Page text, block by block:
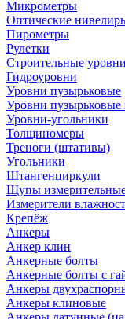
Микрометры
Оптические
Пирометры
Рулетки
Строительные уровни
Гидроуровни
Уровни пузырьковые
Уровни пузырьковые
Уровни-угольники
Толщиномеры
Треноги (штативы)
Угольники
Штангенциркули
Щупы
Измерители
Крепёж
Анкеры
Анкер клин
Анкерные болты
Анкерные болты с
Анкеры
Анкеры клиновые